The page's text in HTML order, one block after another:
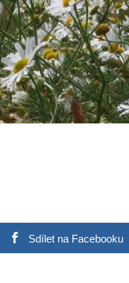
Sdílet na Facebooku